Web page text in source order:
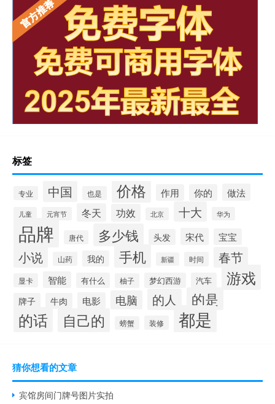
标签
专业 中国 也是 价格 作用 你的 做法
儿童 元宵节 冬天 功效 北京 十大 华为
品牌 唐代 多少钱 头发 宋代 宝宝
小说 山药 我的 手机 新疆 时间 春节
显卡 智能 有什么 柚子 梦幻西游 汽车 游戏
牌子 牛肉 电影 电脑 的人 的是
的话 自己的 螃蟹 装修 都是
猜你想看的文章
宾馆房间门牌号图片实拍